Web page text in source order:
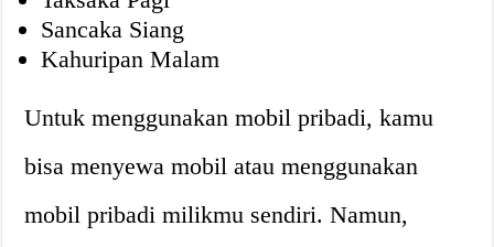
Sancaka Siang
Kahuripan Malam
Untuk menggunakan mobil pribadi, kamu
bisa menyewa mobil atau menggunakan
mobil pribadi milikmu sendiri. Namun,